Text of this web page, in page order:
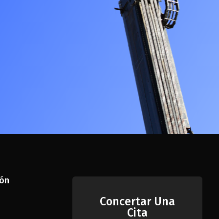
Concertar Una
Cita